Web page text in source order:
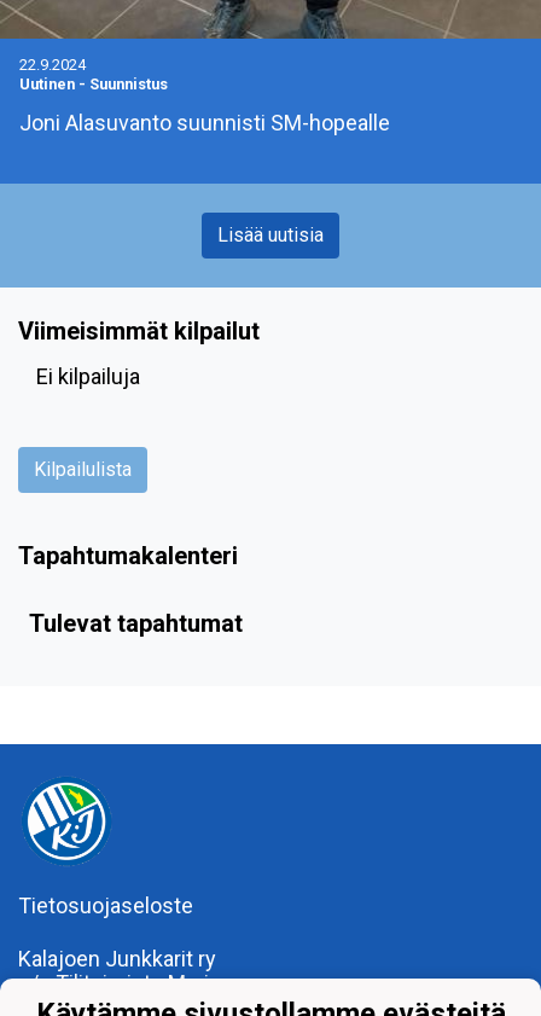
22.9.2024
Uutinen - Suunnistus
Joni Alasuvanto suunnisti SM-hopealle
Lisää uutisia
Viimeisimmät kilpailut
Ei kilpailuja
Kilpailulista
Tapahtumakalenteri
Tulevat tapahtumat
Tietosuojaseloste
Kalajoen Junkkarit ry
c/o Tilitoimisto Marine
Kalajoentie 34